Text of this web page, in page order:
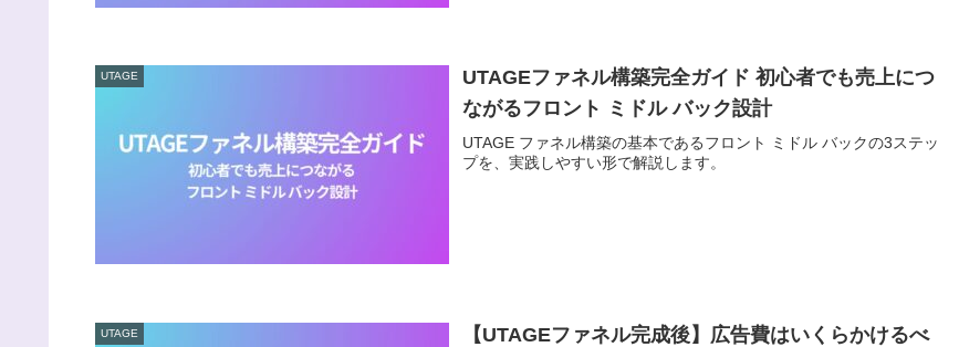
UTAGE
UTAGEファネル構築完全ガイド 初心者でも売上につ
ながるフロント ミドル バック設計
UTAGE ファネル構築の基本であるフロント ミドル バックの3ステッ
プを、実践しやすい形で解説します。
UTAGE
【UTAGEファネル完成後】広告費はいくらかけるべ